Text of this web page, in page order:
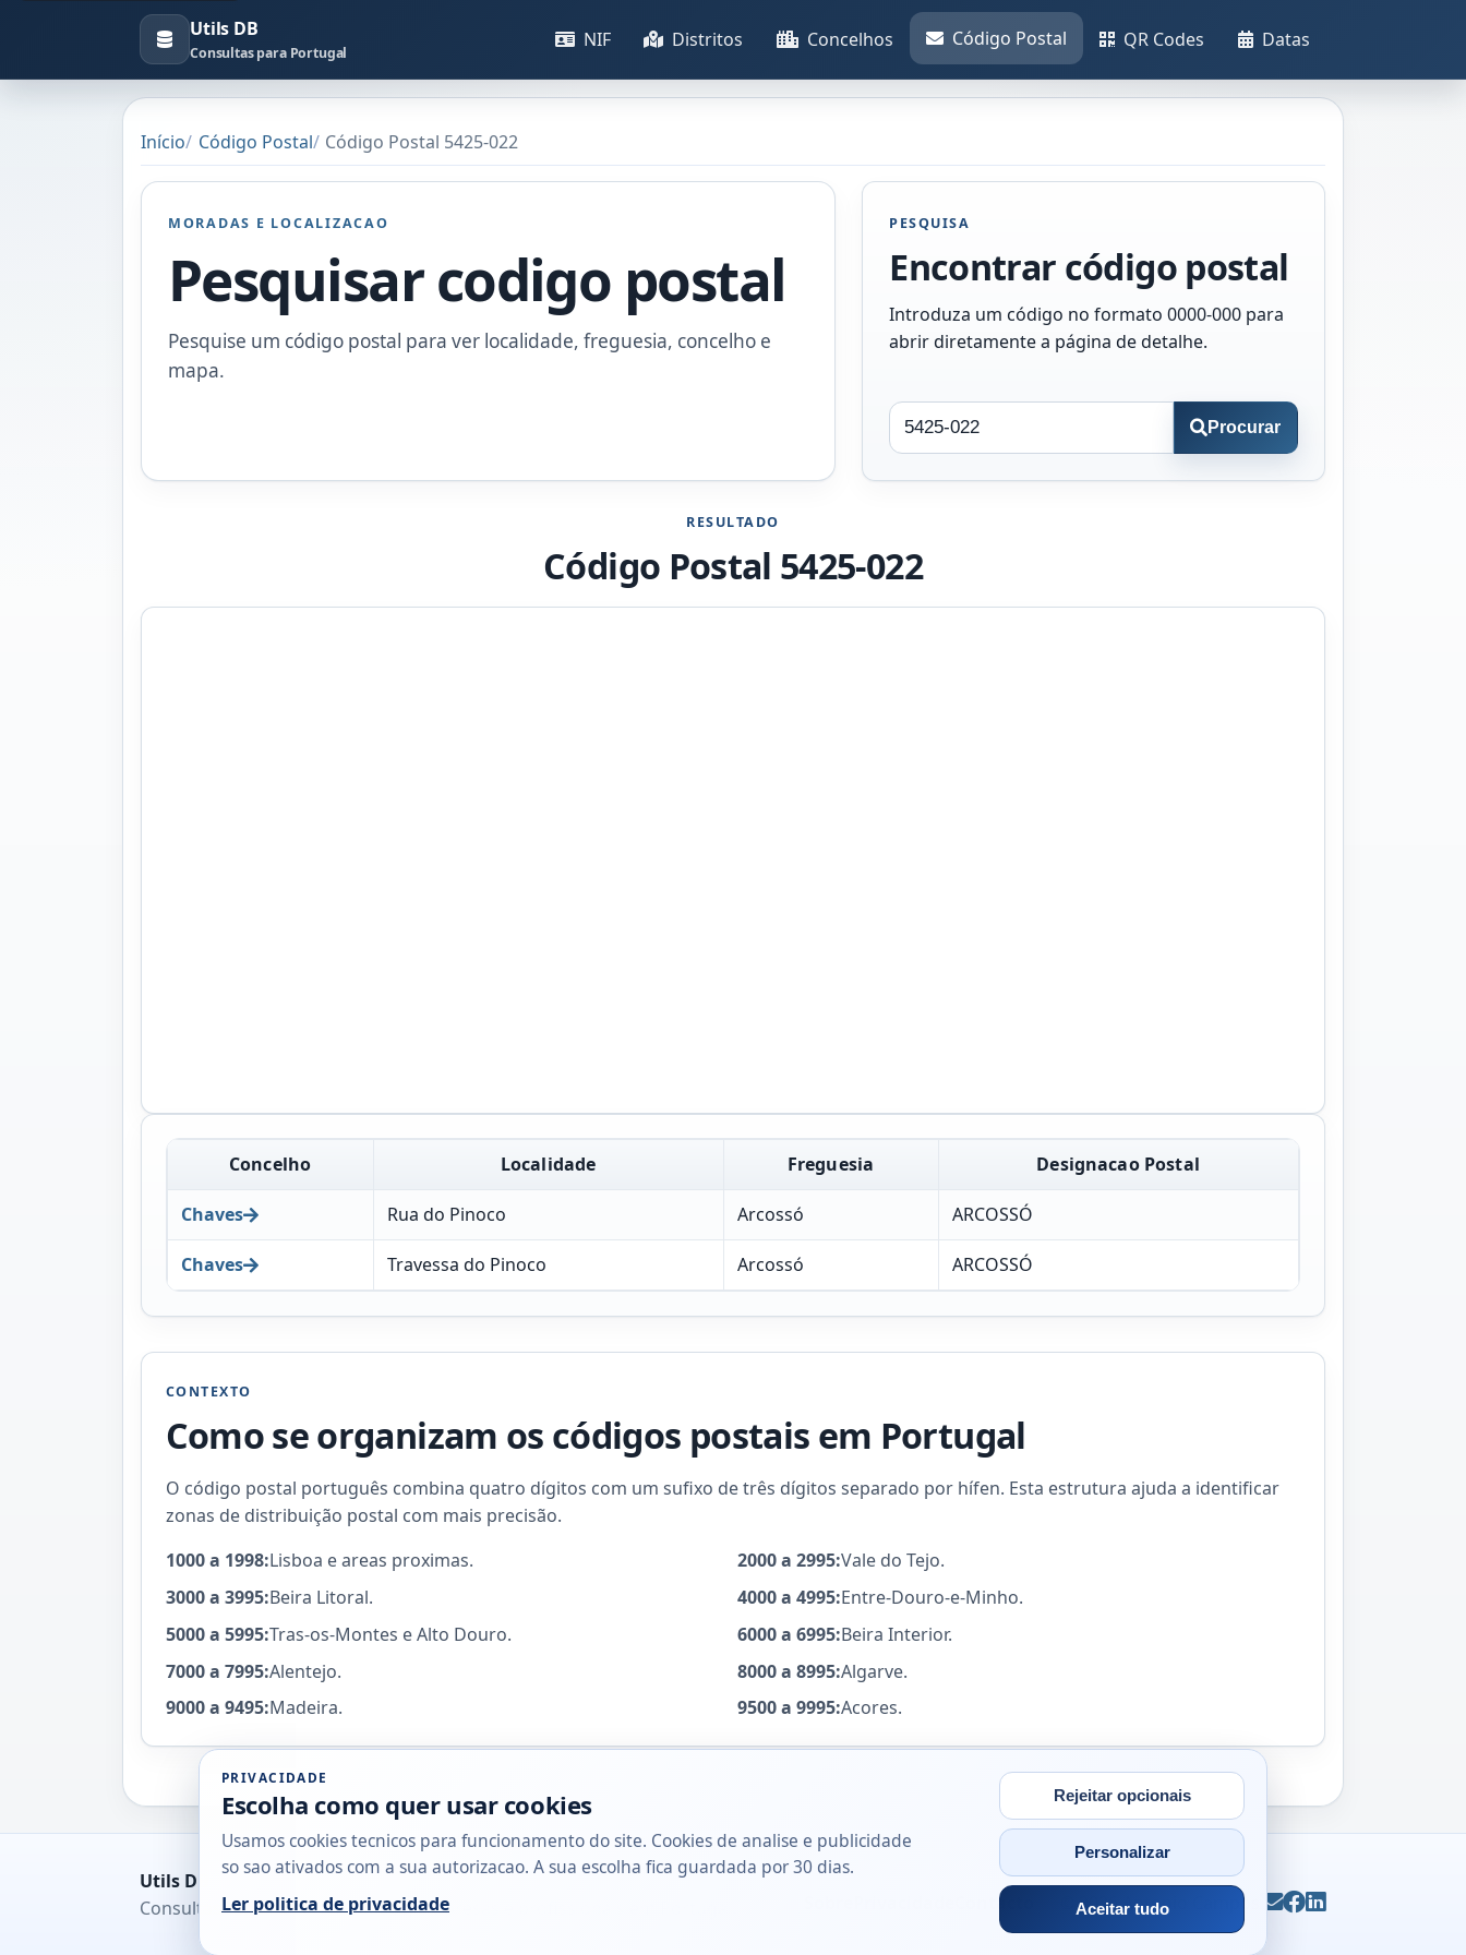
Utils DB
Consultas para Portugal
NIF Distritos Concelhos Código Postal QR Codes Datas
Início Código Postal Código Postal 5425-022
MORADAS E LOCALIZACAO
Pesquisar codigo postal
Pesquise um código postal para ver localidade, freguesia, concelho e
mapa.
PESQUISA
Encontrar código postal
Introduza um código no formato 0000-000 para
abrir diretamente a página de detalhe.
Procurar
RESULTADO
Código Postal 5425-022
Concelho Localidade Freguesia Designacao Postal
Chaves Rua do Pinoco Arcossó ARCOSSÓ
Chaves Travessa do Pinoco Arcossó ARCOSSÓ
CONTEXTO
Como se organizam os códigos postais em Portugal
O código postal português combina quatro dígitos com um sufixo de três dígitos separado por hífen. Esta estrutura ajuda a identificar
zonas de distribuição postal com mais precisão.
1000 a 1998:Lisboa e areas proximas. 2000 a 2995:Vale do Tejo.
3000 a 3995:Beira Litoral. 4000 a 4995:Entre-Douro-e-Minho.
5000 a 5995:Tras-os-Montes e Alto Douro. 6000 a 6995:Beira Interior.
7000 a 7995:Alentejo. 8000 a 8995:Algarve.
9000 a 9495:Madeira. 9500 a 9995:Acores.
Utils DB
Consultas rapidas para cidadaos, empresas e profissionais em Portugal.
Contacto © 2026Antonio Campos EmailFacebook
PRIVACIDADE
Escolha como quer usar cookies
Usamos cookies tecnicos para funcionamento do site. Cookies de analise e publicidade
so sao ativados com a sua autorizacao. A sua escolha fica guardada por 30 dias.
Ler politica de privacidade
Rejeitar opcionais
Personalizar
Aceitar tudo